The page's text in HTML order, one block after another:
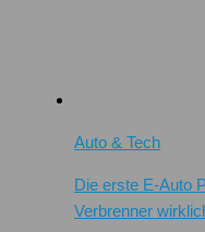
Auto & Tech
Die erste E-Auto
Verbrenner